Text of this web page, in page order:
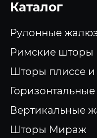
Каталог
Рулонные
Римские шторы
Шторы плиссе и
Вертикальные
Шторы Мираж